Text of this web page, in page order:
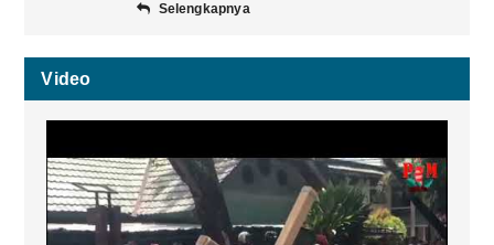
Selengkapnya
Video